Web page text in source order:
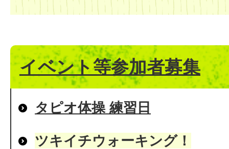
イベント等参加者募集
タピオ体操 練習日
ツキイチウォーキング！